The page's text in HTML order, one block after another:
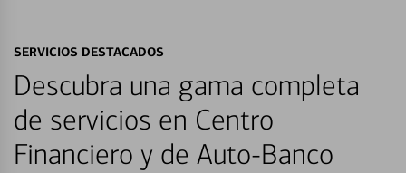
SERVICIOS DESTACADOS
Descubra una gama completa
de servicios en Centro
Financiero y de Auto-Banco